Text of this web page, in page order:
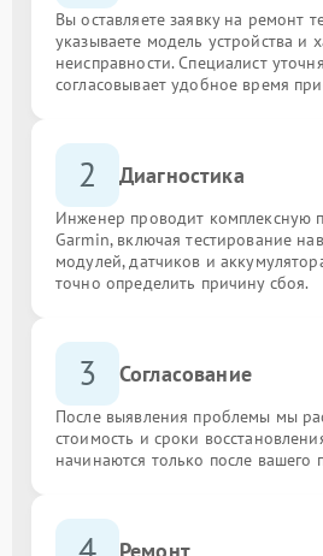
Вы оставляете заявку на ремонт
указываете модель устройства и
неисправности. Специалист
согласовывает удобное время
2 Диагностика
Инженер проводит комплексную
Garmin, включая тестирование
модулей, датчиков и
точно определить причину сбоя.
3 Согласование
После выявления проблемы мы
стоимость и сроки
начинаются только после вашего
Ремонт